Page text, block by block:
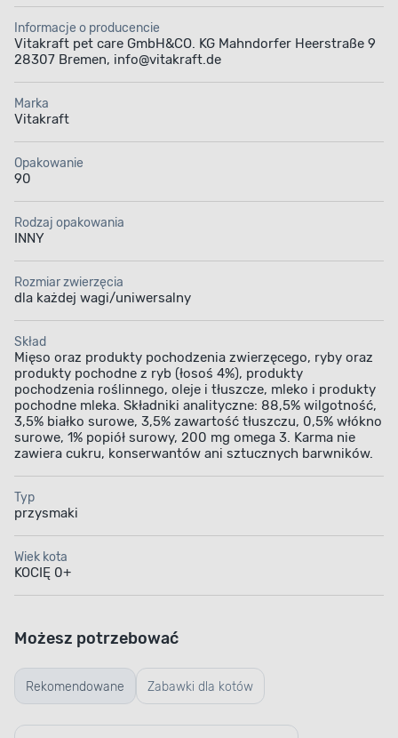
Informacje o producencie
Vitakraft pet care GmbH&CO. KG Mahndorfer Heerstraße 9
28307 Bremen, info@vitakraft.de
Marka
Vitakraft
Opakowanie
90
Rodzaj opakowania
INNY
Rozmiar zwierzęcia
dla każdej wagi/uniwersalny
Skład
Mięso oraz produkty pochodzenia zwierzęcego, ryby oraz
produkty pochodne z ryb (łosoś 4%), produkty
pochodzenia roślinnego, oleje i tłuszcze, mleko i produkty
pochodne mleka. Składniki analityczne: 88,5% wilgotność,
3,5% białko surowe, 3,5% zawartość tłuszczu, 0,5% włókno
surowe, 1% popiół surowy, 200 mg omega 3. Karma nie
zawiera cukru, konserwantów ani sztucznych barwników.
Typ
przysmaki
Wiek kota
KOCIĘ 0+
Rekomendowane Zabawki dla kotów
Możesz potrzebować